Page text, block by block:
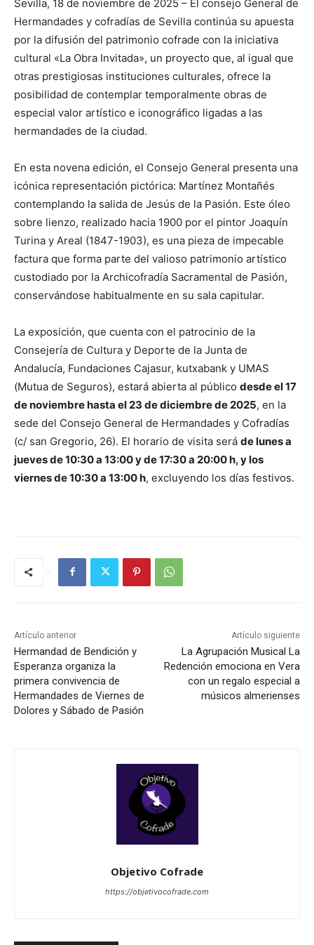
Sevilla, ‍18 de noviembre de 2025 – El consejo General de
Hermandades ⁢y cofradías de Sevilla continúa su ‌apuesta
⁤por la difusión del patrimonio ⁣cofrade⁣ con la iniciativa
⁣cultural «La Obra ‌Invitada», un proyecto que, al igual que
otras ​prestigiosas instituciones​ culturales,‌ ofrece la
⁤posibilidad de contemplar temporalmente​ obras de
especial valor⁢ artístico e iconográfico ligadas a las
hermandades ⁣de la ciudad.
En esta novena ⁣edición, el Consejo General presenta una
icónica representación⁢ pictórica: ‌Martínez Montañés
contemplando la salida de Jesús de‌ la ‌Pasión. ⁢Este óleo
sobre lienzo, realizado hacia 1900 por el pintor ⁣Joaquín
Turina y Areal (1847-1903),⁤ es una pieza de impecable
factura que ⁤forma parte del valioso patrimonio⁣ artístico
‍custodiado por la Archicofradía Sacramental de Pasión,
conservándose habitualmente en su sala capitular.
La exposición, que cuenta con el patrocinio de la
Consejería de ​Cultura y Deporte‌ de la Junta de
Andalucía, Fundaciones Cajasur, kutxabank y‍ UMAS⁣
(Mutua de Seguros), ‍estará‌ abierta al público desde el⁤ 17
de noviembre ‌hasta el 23 de diciembre de 2025, en la
sede‍ del Consejo General de Hermandades y Cofradías
(c/ san Gregorio, 26). El horario​ de ⁤visita⁤ será de lunes ⁤a⁢
jueves de 10:30‍ a 13:00 ‍y de 17:30 a 20:00 h, y ‌los
⁣viernes de ⁤10:30 a 13:00 h, excluyendo⁤ los días festivos.
Artículo anterior
Hermandad de Bendición y
Esperanza organiza la
primera convivencia ​de​
Hermandades de Viernes de
Dolores y Sábado de ⁢Pasión
Artículo siguiente
La Agrupación⁣ Musical La⁣
Redención ‍emociona en Vera
con ⁣un regalo especial ​a
músicos almerienses
Objetivo Cofrade
https://objetivocofrade.com